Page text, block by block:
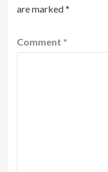
are marked*
Comment *